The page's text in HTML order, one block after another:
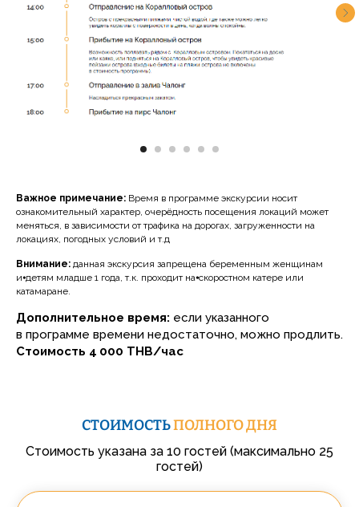
Важное примечание: Время в программе экскурсии носит
ознакомительный характер, очерёдность посещения локаций может
меняться, в зависимости от трафика на дорогах, загруженности на
локациях, погодных условий и т.д
Внимание: данная экскурсия запрещена беременным женщинам
и⦁детям младше 1 года, т.к. проходит на⦁скоростном катере или
катамаране.
Дополнительное время: если указанного
в программе времени недостаточно, можно продлить.
Стоимость 4 000 THB/час
СТОИМОСТЬПОЛНОГО ДНЯ
Стоимость указана за 10 гостей (максимально 25
гостей)